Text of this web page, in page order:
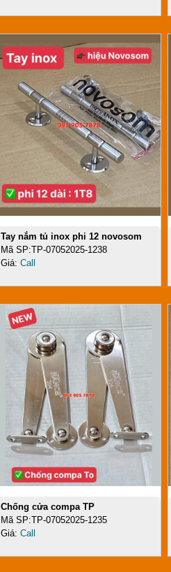
Tay nắm tủ inox phi 12 novosom
Mã SP:TP-07052025-1238
Giá: Call
Chống cửa compa TP
Mã SP:TP-07052025-1235
Giá: Call